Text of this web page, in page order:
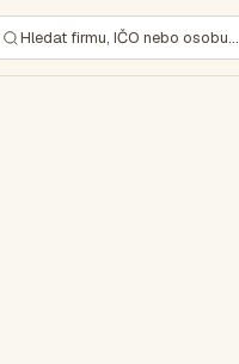
Hledat firmu, IČO nebo osobu…